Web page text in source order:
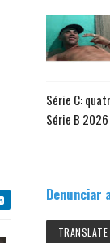
Série C:
Série B 2026
Denunciar
TRANSLATE